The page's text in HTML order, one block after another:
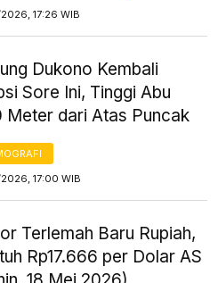
17:26 WIB
Dukono Kembali
Sore Ini, Tinggi Abu
Meter dari Atas Puncak
17:00 WIB
Terlemah Baru Rupiah,
Rp17.666 per Dolar AS